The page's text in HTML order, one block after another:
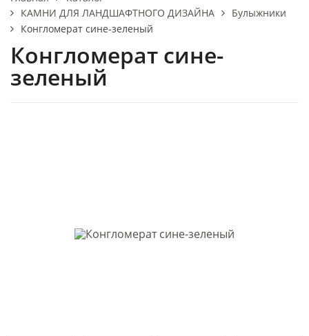
КАМНИ ДЛЯ ЛАНДШАФТНОГО ДИЗАЙНА
Булыжники
Конгломерат сине-зеленый
Конгломерат сине-
зеленый